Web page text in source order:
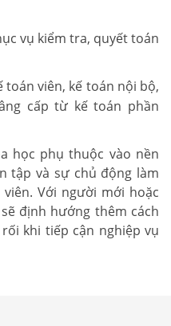
vụ kiểm tra, quyết toán
viên, kế toán nội bộ,
cấp từ kế toán phần
học phụ thuộc vào nền
tập và sự chủ động làm
Với người mới hoặc
định hướng thêm cách
khi tiếp cận nghiệp vụ